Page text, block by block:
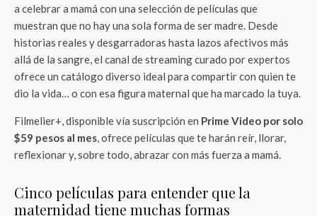
a celebrar a mamá con una selección de películas que
muestran que no hay una sola forma de ser madre. Desde
historias reales y desgarradoras hasta lazos afectivos más
allá de la sangre, el canal de streaming curado por expertos
ofrece un catálogo diverso ideal para compartir con quien te
dio la vida… o con esa figura maternal que ha marcado la tuya.
Filmelier+, disponible vía suscripción en Prime Video por solo
$59 pesos al mes, ofrece películas que te harán reír, llorar,
reflexionar y, sobre todo, abrazar con más fuerza a mamá.
Cinco películas para entender que la
maternidad tiene muchas formas